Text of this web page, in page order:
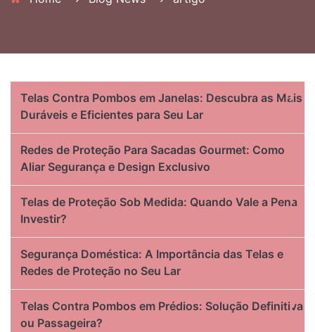
Telas Contra Pombos em Janelas: Descubra as Mais
Duráveis e Eficientes para Seu Lar
Redes de Proteção Para Sacadas Gourmet: Como
Aliar Segurança e Design Exclusivo
Telas de Proteção Sob Medida: Quando Vale a Pena
Investir?
Segurança Doméstica: A Importância das Telas e
Redes de Proteção no Seu Lar
Telas Contra Pombos em Prédios: Solução Definitiva
ou Passageira?